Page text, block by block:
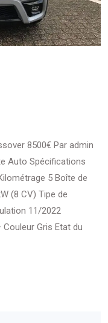
8500€ Par admin
Auto Spécifications
5 Boîte de
(8 CV) Tipe de
11/2022
Gris Etat du